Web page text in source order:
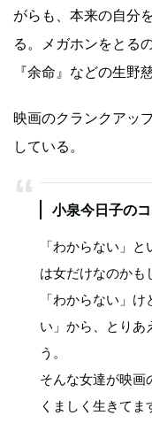
がらも、本来の自分
る。メガホンをとる
『余命』などの生野慈
映画のクランクアッ
している。
小泉今日子の
「わからない」
は女だけなのかも
「わからない」
い」から、とりあ
う。
そんな女達が映画
くましく生きてま